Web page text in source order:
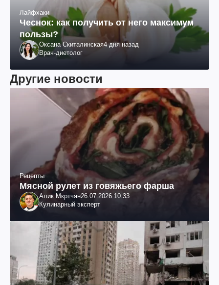
Лайфхаки
Чеснок: как получить от него максимум
пользы?
Оксана Скиталинская4 дня назад
Врач-диетолог
Другие новости
Рецепты
Мясной рулет из говяжьего фарша
Алик Мкртчян26.07.2026 10:33
Кулинарный эксперт